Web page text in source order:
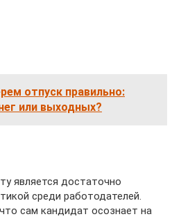
отпуск правильно:
или выходных?
является достаточно
среди работодателей.
сам кандидат осознает на